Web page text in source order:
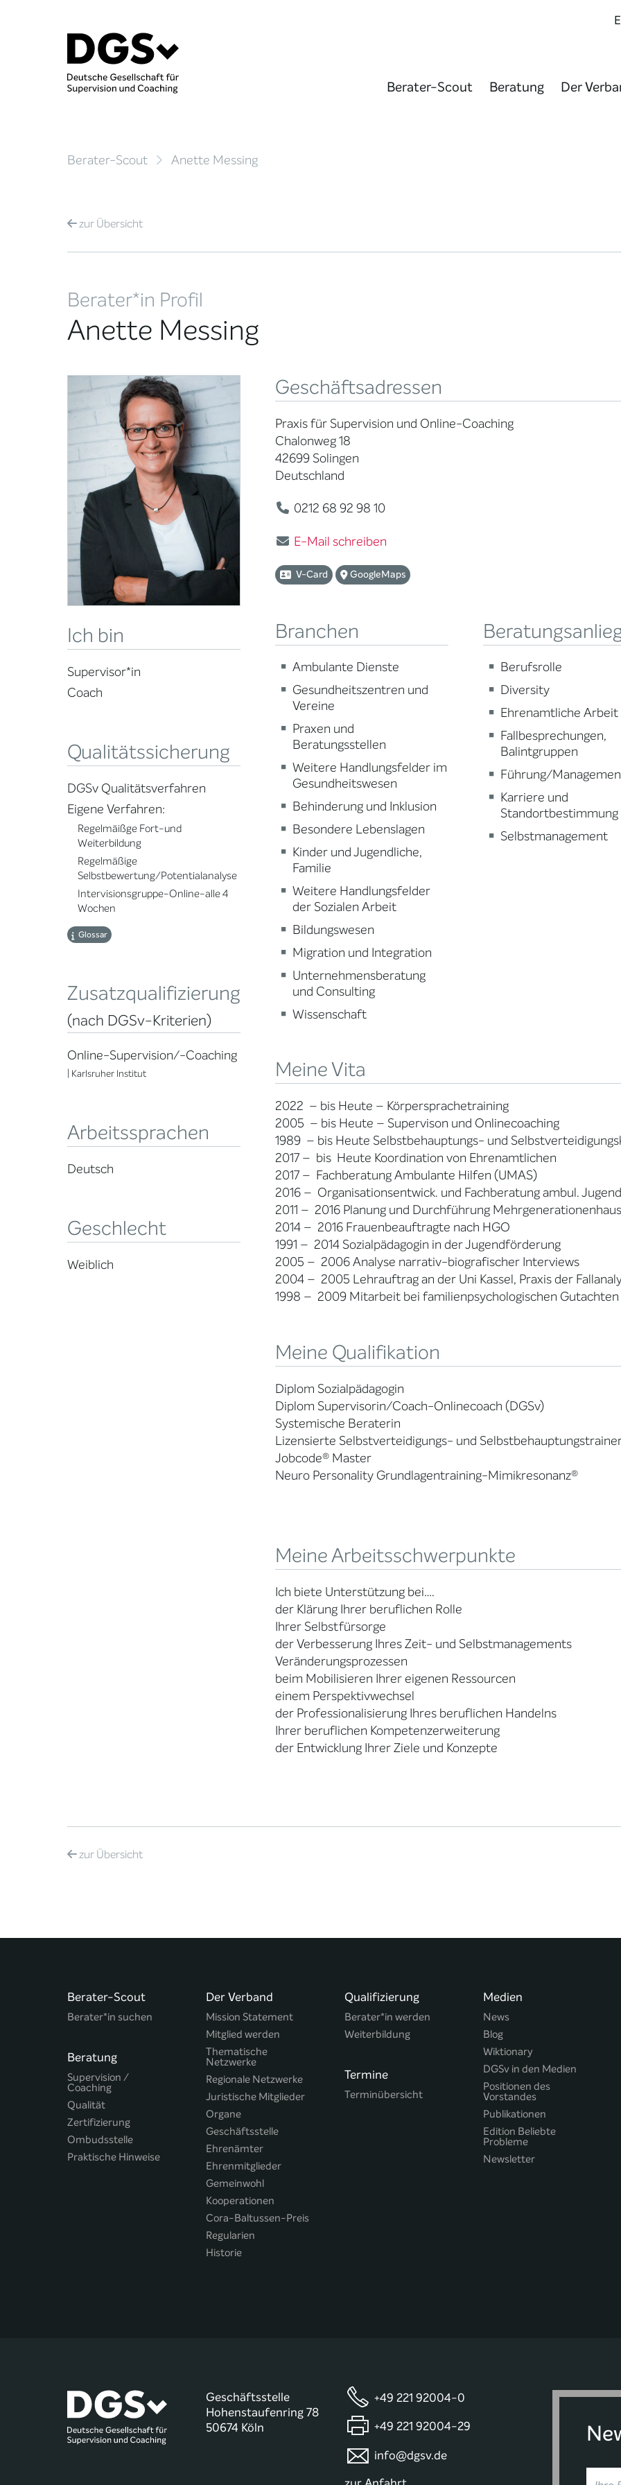
Berater-Scout Beratung Der
Berater-Scout Anette Messing
zurÜbersicht
Berater*in Profil
Anette Messing
Ich bin
Supervisor*in
Coach
Qualitätssicherung
DGSv Qualitätsverfahren
Eigene Verfahren:
Regelmäißge Fort-und
Weiterbildung
Regelmäßige
Selbstbewertung/Potentialanalyse
Intervisionsgruppe-Online-alle 4
Wochen
Glossar
Zusatzqualifizierung
(nach DGSv-Kriterien)
Online-Supervision/-Coaching
| Karlsruher Institut
Arbeitssprachen
Deutsch
Geschlecht
Weiblich
Geschäftsadressen
Praxis für Supervision und Online-Coaching
Chalonweg 18
42699 Solingen
Deutschland
0212 68 92 98 10
E-Mail schreiben
V-Card GoogleMaps
Branchen
Ambulante Dienste
Gesundheitszentren und
Vereine
Praxen und
Beratungsstellen
Weitere Handlungsfelder im
Gesundheitswesen
Behinderung und Inklusion
Besondere Lebenslagen
Kinder und Jugendliche,
Familie
Weitere Handlungsfelder
der Sozialen Arbeit
Bildungswesen
Migration und Integration
Unternehmensberatung
und Consulting
Wissenschaft
Berufsrolle
Diversity
Ehrenamtliche Arbeit
Fallbesprechungen,
Balintgruppen
Führung/
Karriere und
Standortbestimmung
Selbstmanagement
Meine Vita
2022 – bis Heute – Körpersprachetraining
2005 – bis Heute – Supervison und Onlinecoaching
1989 – bis Heute Selbstbehauptungs- und
2017 – bis Heute Koordination von Ehrenamtlichen
2017 – Fachberatung Ambulante Hilfen (UMAS)
2016 – Organisationsentwick. und Fachberatung ambul.
2011 – 2016 Planung und Durchführung Mehrgenerationenhaus
2014 – 2016 Frauenbeauftragte nach HGO
1991 – 2014 Sozialpädagogin in der Jugendförderung
2005 – 2006 Analyse narrativ-biografischer Interviews
2004 – 2005 Lehrauftrag an der Uni Kassel, Praxis der
1998 – 2009 Mitarbeit bei familienpsychologischen Gutachten
Meine Qualifikation
Diplom Sozialpädagogin
Diplom Supervisorin/Coach-Onlinecoach (DGSv)
Systemische Beraterin
Lizensierte Selbstverteidigungs- und
Jobcode® Master
Neuro Personality Grundlagentraining-Mimikresonanz®
Meine Arbeitsschwerpunkte
Ich biete Unterstützung bei….
der Klärung Ihrer beruflichen Rolle
Ihrer Selbstfürsorge
der Verbesserung Ihres Zeit- und Selbstmanagements
Veränderungsprozessen
beim Mobilisieren Ihrer eigenen Ressourcen
einem Perspektivwechsel
der Professionalisierung Ihres beruflichen Handelns
Ihrer beruflichen Kompetenzerweiterung
der Entwicklung Ihrer Ziele und Konzepte
zurÜbersicht
Berater-Scout
Berater*in suchen
Beratung
Supervision /
Coaching
Qualität
Zertifizierung
Ombudsstelle
Praktische Hinweise
Der Verband
Mission Statement
Mitglied werden
Thematische
Netzwerke
Regionale Netzwerke
Juristische Mitglieder
Organe
Geschäftsstelle
Ehrenämter
Ehrenmitglieder
Gemeinwohl
Kooperationen
Cora-Baltussen-Preis
Regularien
Historie
Qualifizierung
Berater*in werden
Weiterbildung
Termine
Terminübersicht
Medien
News
Blog
Wiktionary
DGSv in den Medien
Positionen des
Vorstandes
Publikationen
Edition Beliebte
Probleme
Newsletter
Geschäftsstelle
Hohenstaufenring 78
50674 Köln
+49 221 92004-0
+49 221 92004-29
info@dgsv.de